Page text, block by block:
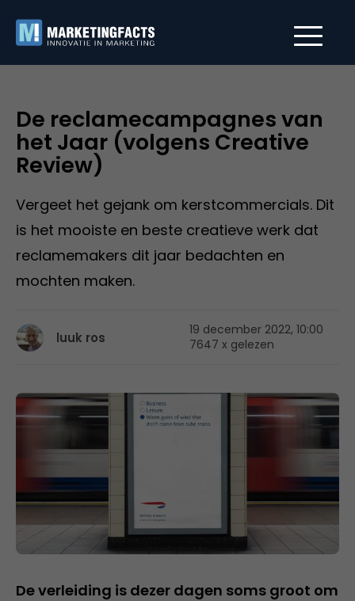
De reclamecampagnes van
het Jaar (volgens Creative
Review)
Vergeet het gejank om kerstcommercials. Dit
is het mooiste en beste creatieve werk dat
reclamemakers dit jaar bedachten en
mochten maken.
luuk ros
19 december 2022, 10:00
7647 x gelezen
De verleiding is dezer dagen soms groot om